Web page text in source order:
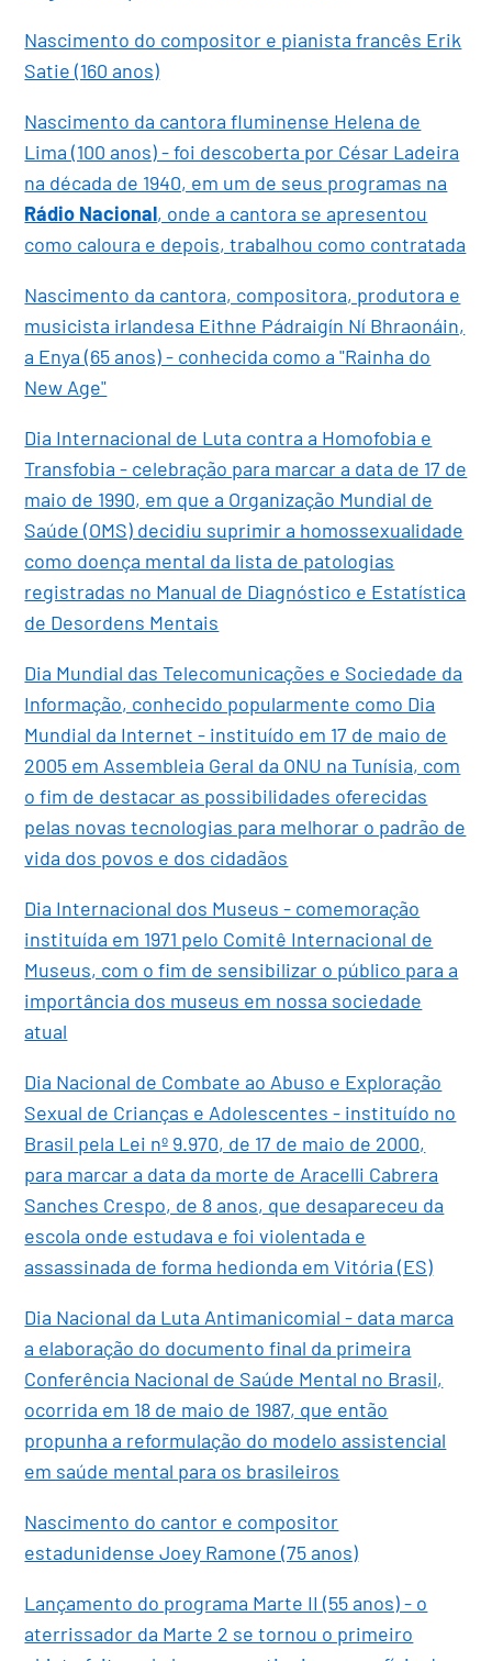
Nascimento do compositor e pianista francês Erik
Satie (160 anos)
Nascimento da cantora fluminense Helena de
Lima (100 anos) - foi descoberta por César Ladeira
na década de 1940, em um de seus programas na
Rádio Nacional, onde a cantora se apresentou
como caloura e depois, trabalhou como contratada
Nascimento da cantora, compositora, produtora e
musicista irlandesa Eithne Pádraigín Ní Bhraonáin,
a Enya (65 anos) - conhecida como a "Rainha do
New Age"
Dia Internacional de Luta contra a Homofobia e
Transfobia - celebração para marcar a data de 17 de
maio de 1990, em que a Organização Mundial de
Saúde (OMS) decidiu suprimir a homossexualidade
como doença mental da lista de patologias
registradas no Manual de Diagnóstico e Estatística
de Desordens Mentais
Dia Mundial das Telecomunicações e Sociedade da
Informação, conhecido popularmente como Dia
Mundial da Internet - instituído em 17 de maio de
2005 em Assembleia Geral da ONU na Tunísia, com
o fim de destacar as possibilidades oferecidas
pelas novas tecnologias para melhorar o padrão de
vida dos povos e dos cidadãos
Dia Internacional dos Museus - comemoração
instituída em 1971 pelo Comitê Internacional de
Museus, com o fim de sensibilizar o público para a
importância dos museus em nossa sociedade
atual
Dia Nacional de Combate ao Abuso e Exploração
Sexual de Crianças e Adolescentes - instituído no
Brasil pela Lei nº 9.970, de 17 de maio de 2000,
para marcar a data da morte de Aracelli Cabrera
Sanches Crespo, de 8 anos, que desapareceu da
escola onde estudava e foi violentada e
assassinada de forma hedionda em Vitória (ES)
Dia Nacional da Luta Antimanicomial - data marca
a elaboração do documento final da primeira
Conferência Nacional de Saúde Mental no Brasil,
ocorrida em 18 de maio de 1987, que então
propunha a reformulação do modelo assistencial
em saúde mental para os brasileiros
Nascimento do cantor e compositor
estadunidense Joey Ramone (75 anos)
Lançamento do programa Marte II (55 anos) - o
aterrissador da Marte 2 se tornou o primeiro